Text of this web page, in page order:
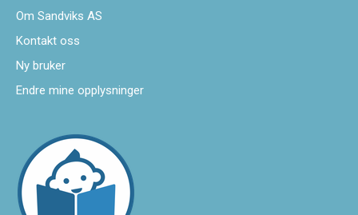
Om Sandviks AS
Kontakt oss
Ny bruker
Endre mine opplysninger